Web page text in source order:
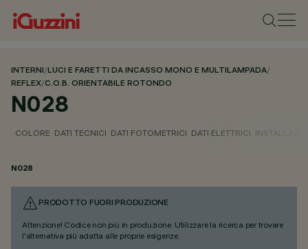
INTERNI/LUCI E FARETTI DA INCASSO MONO E MULTILAMPADA/
REFLEX/C.O.B. ORIENTABILE ROTONDO
N028
COLORE DATI TECNICI DATI FOTOMETRICI DATI ELETTRICI
N028
PRODOTTO FUORI PRODUZIONE
Attenzione! Codice non più in produzione. Utilizzare la ricerca per trovare
l'alternativa più adatta alle proprie esigenze.